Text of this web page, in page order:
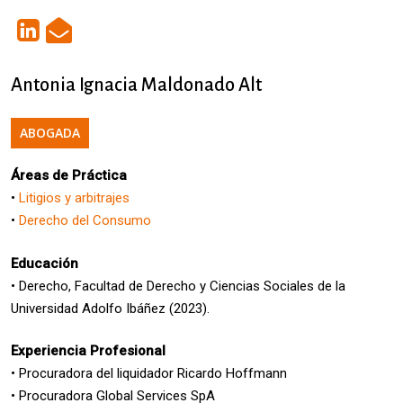
Antonia Ignacia Maldonado Alt
ABOGADA
Áreas de Práctica
•Litigios y arbitrajes
•Derecho del Consumo
Educación
•Derecho, Facultad de Derecho y Ciencias Sociales de la
Universidad Adolfo Ibáñez (2023).
Experiencia Profesional
•Procuradora del liquidador Ricardo Hoffmann
•Procuradora Global Services SpA